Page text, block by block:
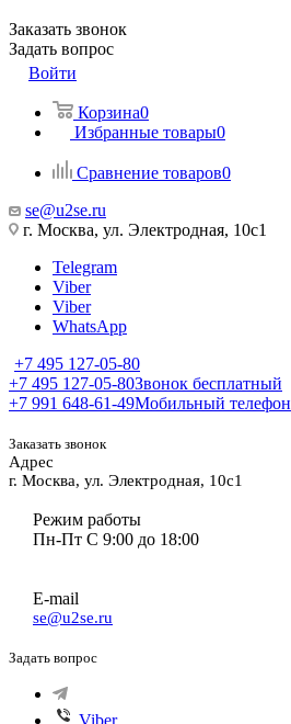
Заказать звонок
Задать вопрос
Войти
Корзина0
Избранные товары0
Сравнение товаров0
se@u2se.ru
г. Москва, ул. Электродная, 10с1
Telegram
Viber
Viber
WhatsApp
+7 495 127-05-80
+7 495 127-05-80Звонок бесплатный
+7 991 648-61-49Мобильный телефон
Заказать звонок
Адрес
г. Москва, ул. Электродная, 10с1
Режим работы
Пн-Пт С 9:00 до 18:00
E-mail
se@u2se.ru
Задать вопрос
Viber